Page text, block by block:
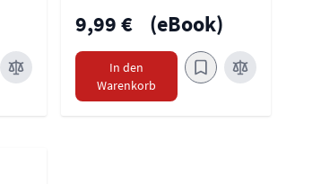
9,99 € (eBook)
In den
Warenkorb